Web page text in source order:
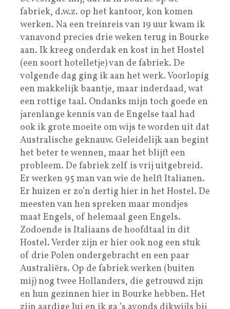
fabriek, d.w.z. op het kantoor, kon komen
werken. Na een treinreis van 19 uur kwam ik
vanavond precies drie weken terug in Bourke
aan. Ik kreeg onderdak en kost in het Hostel
(een soort hotelletje) van de fabriek. De
volgende dag ging ik aan het werk. Voorlopig
een makkelijk baantje, maar inderdaad, wat
een rottige taal. Ondanks mijn toch goede en
jarenlange kennis van de Engelse taal had
ook ik grote moeite om wijs te worden uit dat
Australische geknauw. Geleidelijk aan begint
het beter te wennen, maar het blijft een
probleem. De fabriek zelf is vrij uitgebreid.
Er werken 95 man van wie de helft Italianen.
Er huizen er zo’n dertig hier in het Hostel. De
meesten van hen spreken maar mondjes
maat Engels, of helemaal geen Engels.
Zodoende is Italiaans de hoofdtaal in dit
Hostel. Verder zijn er hier ook nog een stuk
of drie Polen ondergebracht en een paar
Australiërs. Op de fabriek werken (buiten
mij) nog twee Hollanders, die getrouwd zijn
en hun gezinnen hier in Bourke hebben. Het